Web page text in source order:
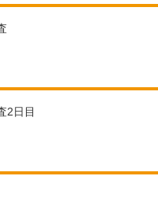
2日目